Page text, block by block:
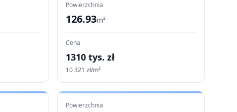
Powierzchnia
126.93m²
Cena
1310 tys. zł
10 321 zł/m²
Powierzchnia